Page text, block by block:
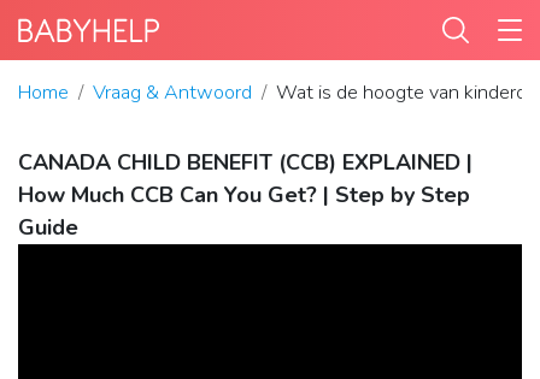
Home Vraag & Antwoord Wat is de hoogte van
CANADA CHILD BENEFIT (CCB) EXPLAINED |
How Much CCB Can You Get? | Step by Step
Guide